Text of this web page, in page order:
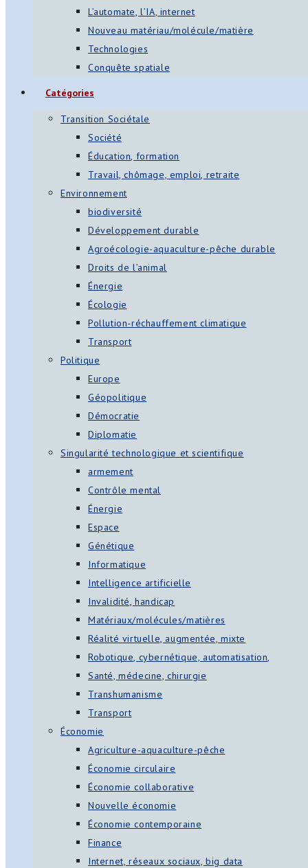
L’automate, l’IA, internet
Nouveau matériau/molécule/matière
Technologies
Conquête spatiale
Catégories
Transition Sociétale
Société
Éducation, formation
Travail, chômage, emploi, retraite
Environnement
biodiversité
Développement durable
Agroécologie-aquaculture-pêche durable
Droits de l’animal
Énergie
Écologie
Pollution-réchauffement climatique
Transport
Politique
Europe
Géopolitique
Démocratie
Diplomatie
Singularité technologique et scientifique
armement
Contrôle mental
Énergie
Espace
Génétique
Informatique
Intelligence artificielle
Invalidité, handicap
Matériaux/molécules/matières
Réalité virtuelle, augmentée, mixte
Robotique, cybernétique, automatisation,
Santé, médecine, chirurgie
Transhumanisme
Transport
Économie
Agriculture-aquaculture-pêche
Économie circulaire
Économie collaborative
Nouvelle économie
Économie contemporaine
Finance
Internet, réseaux sociaux, big data